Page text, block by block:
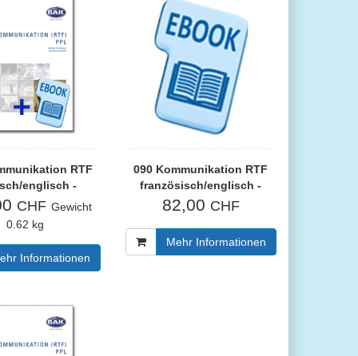
RTF
englisch -
inkl. eBook
CHF Gewicht
0.62 kg
Informationen
090 Kommunikation RTF
französisch/englisch -
eBook
82,00 CHF
Mehr Informationen